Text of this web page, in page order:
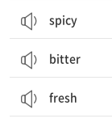
spicy
bitter
fresh